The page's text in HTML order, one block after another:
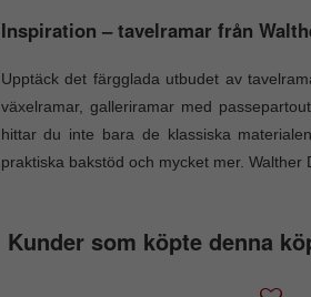
Inspiration – tavelramar från
Upptäck det färgglada utbudet av
växelramar, galleriramar med
hittar du inte bara de klassiska
praktiska bakstöd och mycket mer.
Kunder som köpte denna